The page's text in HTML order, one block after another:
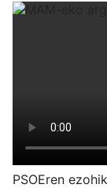
PSOEren